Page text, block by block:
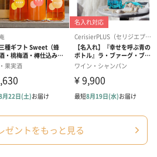
お届けします。
ゼントをもっと見る